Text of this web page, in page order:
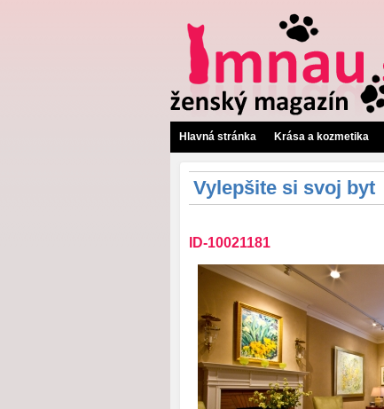
Hlavná stránka Krása a kozmetika
Vylepšite si svoj byt
ID-10021181